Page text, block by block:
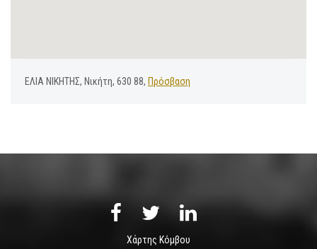
ΕΛΙΑ ΝΙΚΗΤΗΣ, Νικήτη, 630 88, Πρόσβαση
Χάρτης Κόμβου